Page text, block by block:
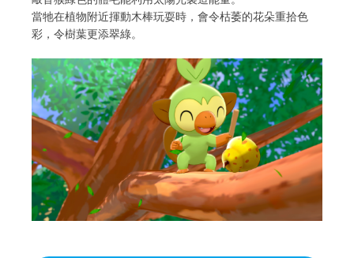
當牠在植物附近揮動木棒玩耍時，會令枯萎的花朵重拾色
彩，令樹葉更添翠綠。